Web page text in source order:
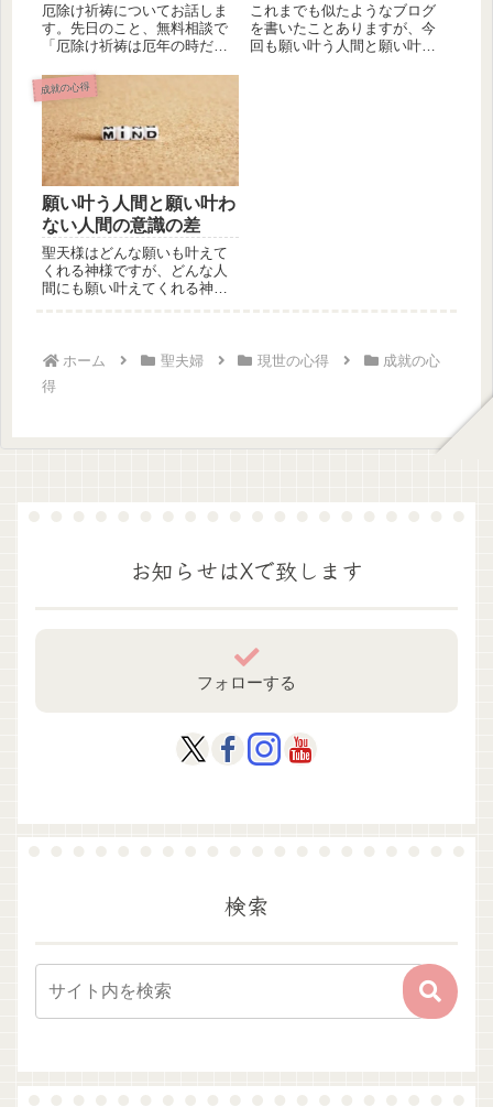
厄除け祈祷についてお話しま
す。先日のこと、無料相談で
「厄除け祈祷は厄年の時だけ
れました...
これまでも似たようなブログ
を書いたことありますが、今
回も願い叶う人間と願い叶わ
成就の心得
願い叶う人間と願い叶わ
ない人間の意識の差
聖天様はどんな願いも叶えて
くれる神様ですが、どんな人
間にも願い叶えてくれる神様
ホーム 聖夫婦 現世の心得
成就の心
得
お知らせはXで致します
フォローする
検索